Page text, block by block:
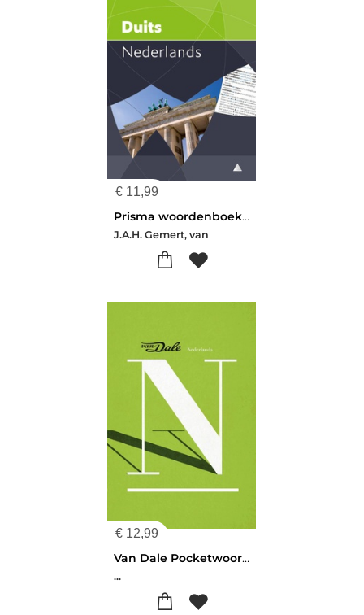
€ 11,99
Prisma woordenboek Duits-Nederlands
J.A.H. Gemert, van
€ 12,99
Van Dale Pocketwoordenboek Nederlands
...